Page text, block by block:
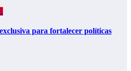
para fortalecer políticas